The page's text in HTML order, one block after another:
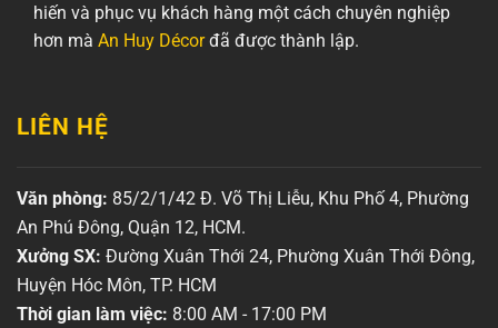
hiến và phục vụ khách hàng một cách chuyên nghiệp
hơn mà An Huy Décorđã được thành lập.
LIÊN HỆ
Văn phòng: 85/2/1/42 Đ. Võ Thị Liễu, Khu Phố 4, Phường
An Phú Đông, Quận 12, HCM.
Xưởng SX: Đường Xuân Thới 24, Phường Xuân Thới Đông,
Huyện Hóc Môn, TP. HCM
Thời gian làm việc: 8:00 AM - 17:00 PM